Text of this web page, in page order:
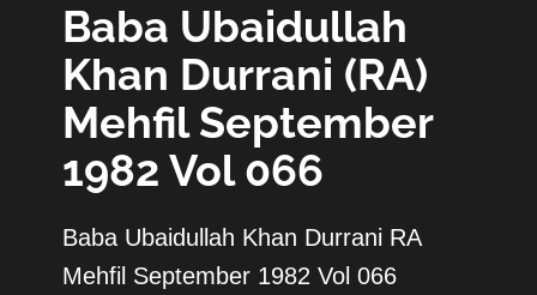
Baba Ubaidullah
Khan Durrani (RA)
Mehfil September
1982 Vol 066
Baba Ubaidullah Khan Durrani RA
Mehfil September 1982 Vol 066